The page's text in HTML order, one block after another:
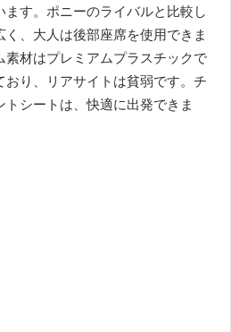
す。 ポニーのライバルと比較し
、大人は後部座席を使用できま
素材はプレミアムプラスチックで
り、リアサイトは貧弱です。 チ
シートは、快適に出発できま